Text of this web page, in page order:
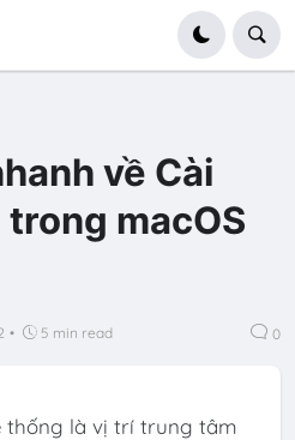
về Cài
macOS
• 5 min read 0
thống là vị trí trung tâm